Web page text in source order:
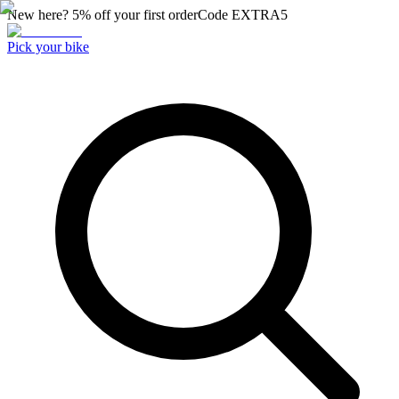
New here? 5% off your first orderCode EXTRA5
Pick your bike